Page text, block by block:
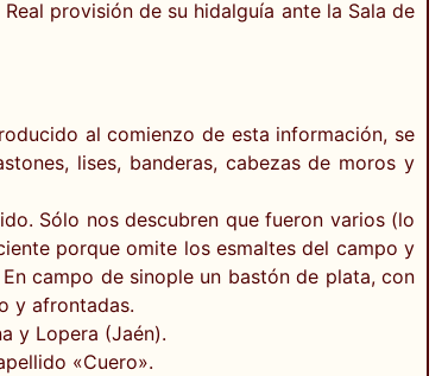
provisión de su hidalguía ante la Sala de
al comienzo de esta información, se
lises, banderas, cabezas de moros y
Sólo nos descubren que fueron varios (lo
porque omite los esmaltes del campo y
campo de sinople un bastón de plata, con
y afrontadas.
y Lopera (Jaén).
«Cuero».